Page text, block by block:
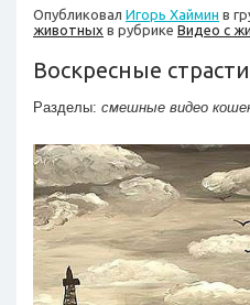
Опубликовал Игорь Хаймин в
животных в рубрике Видео с
Воскресные страсти
Разделы: смешные видео